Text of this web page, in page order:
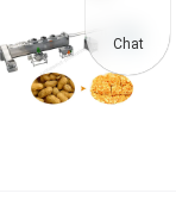
Chat